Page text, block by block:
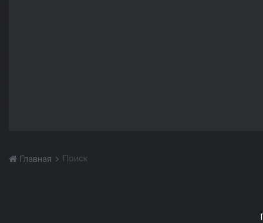
Главная Поиск